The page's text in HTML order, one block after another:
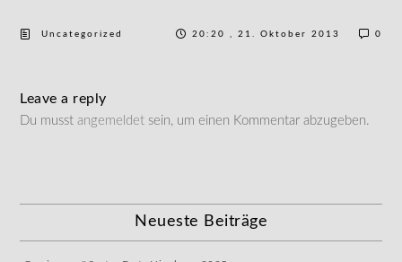
Uncategorized 20:20 , 21. Oktober 2013 0
Leave a reply
Du musstangemeldet sein, um einen Kommentar abzugeben.
Neueste Beiträge